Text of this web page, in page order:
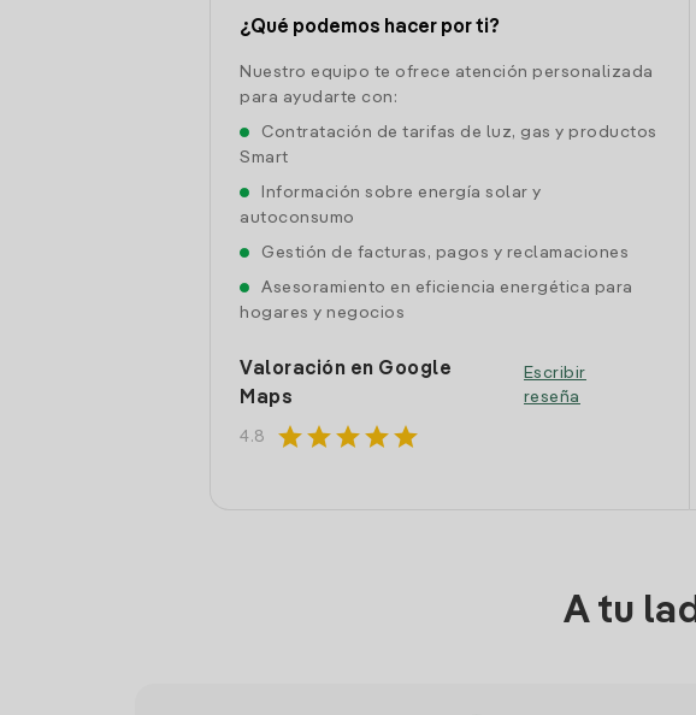
¿Qué podemos hacer por ti?
Nuestro equipo te ofrece atención personalizada
para ayudarte con:
Contratación de tarifas de luz, gas y productos
Smart
Información sobre energía solar y
autoconsumo
Gestión de facturas, pagos y reclamaciones
Asesoramiento en eficiencia energética para
hogares y negocios
Valoración en Google
Maps
4.8 starstarstarstarstar
Escribir
reseña
A tu